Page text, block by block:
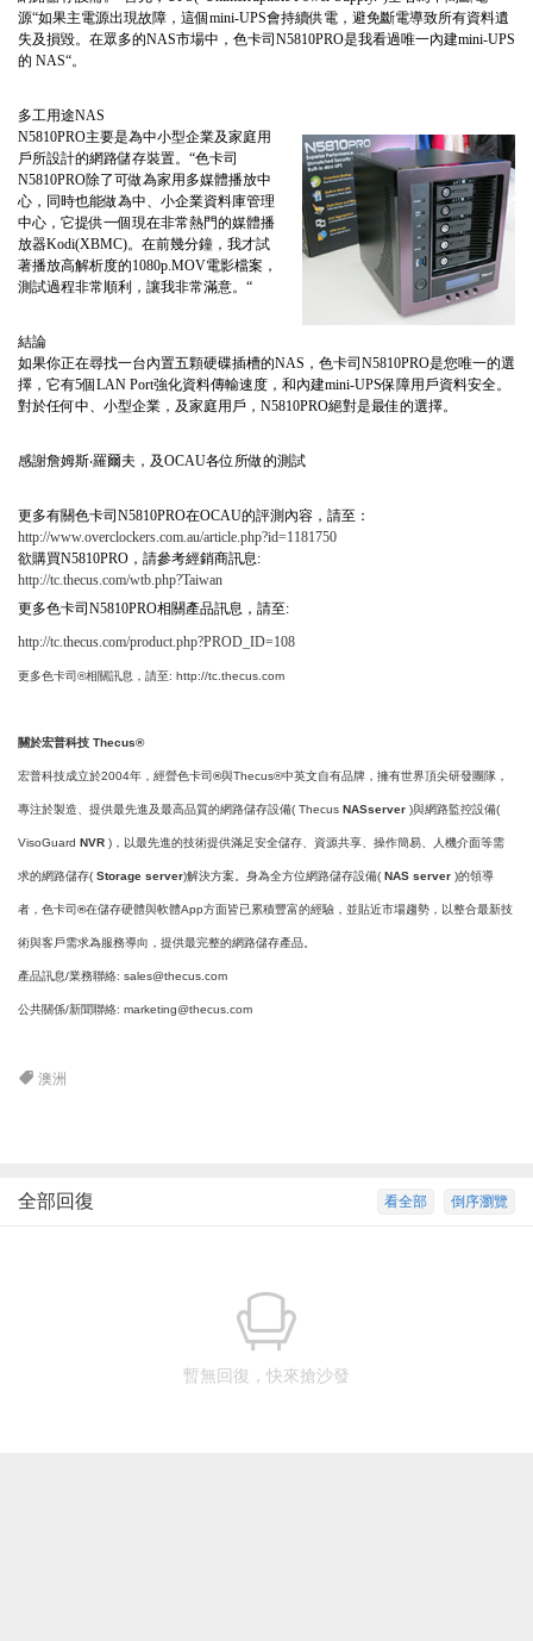
源“如果主電源出現故障，這個mini-UPS會持續供電，避免斷電導致所有資料遺
失及損毀。在眾多的NAS市場中，色卡司N5810PRO是我看過唯一內建mini-UPS
的 NAS“。
多工用途NAS
N5810PRO主要是為中小型企業及家庭用
戶所設計的網路儲存裝置。“色卡司
N5810PRO除了可做為家用多媒體播放中
心，同時也能做為中、小企業資料庫管理
中心，它提供一個現在非常熱門的媒體播
放器Kodi(XBMC)。在前幾分鐘，我才試
著播放高解析度的1080p.MOV電影檔案，
測試過程非常順利，讓我非常滿意。“
結論
如果你正在尋找一台內置五顆硬碟插槽的NAS，色卡司N5810PRO是您唯一的選
擇，它有5個LAN Port強化資料傳輸速度，和內建mini-UPS保障用戶資料安全。
對於任何中、小型企業，及家庭用戶，N5810PRO絕對是最佳的選擇。
感謝詹姆斯‧羅爾夫，及OCAU各位所做的測試
更多有關色卡司N5810PRO在OCAU的評測內容，請至：
http://www.overclockers.com.au/article.php?id=1181750
欲購買N5810PRO，請參考經銷商訊息:
http://tc.thecus.com/wtb.php?Taiwan
更多色卡司N5810PRO相關產品訊息，請至:
http://tc.thecus.com/product.php?PROD_ID=108
更多色卡司®相關訊息，請至: http://tc.thecus.com
關於宏普科技 Thecus®
宏普科技成立於2004年，經營色卡司®與Thecus®中英文自有品牌，擁有世界頂尖研發團隊，
專注於製造、提供最先進及最高品質的網路儲存設備( Thecus NASserver )與網路監控設備(
VisoGuard NVR )，以最先進的技術提供滿足安全儲存、資源共享、操作簡易、人機介面等需
求的網路儲存( Storage server)解決方案。身為全方位網路儲存設備( NAS server )的領導
者，色卡司®在儲存硬體與軟體App方面皆已累積豐富的經驗，並貼近市場趨勢，以整合最新技
術與客戶需求為服務導向，提供最完整的網路儲存產品。
產品訊息/業務聯絡: sales@thecus.com
公共關係/新聞聯絡: marketing@thecus.com
澳洲
倒序瀏覽
看全部
全部回復
暫無回復，快來搶沙發